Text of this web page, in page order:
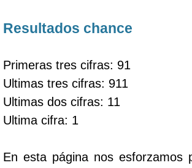
Resultados chance
Primeras tres cifras: 91
Ultimas tres cifras: 911
Ultimas dos cifras: 11
Ultima cifra: 1
En esta página nos esforzamos